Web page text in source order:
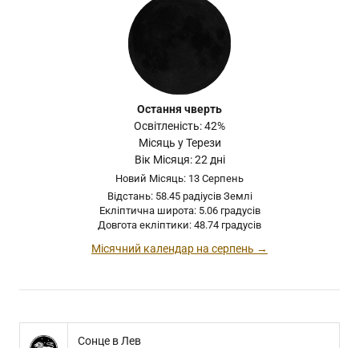
Остання чверть
Освітленість: 42%
Місяць у Терези
Вік Місяця: 22 дні
Новий Місяць: 13 Серпень
Відстань: 58.45 радіусів Землі
Екліптична широта: 5.06 градусів
Довгота екліптики: 48.74 градусів
Місячний календар на серпень →
Сонце в Лев